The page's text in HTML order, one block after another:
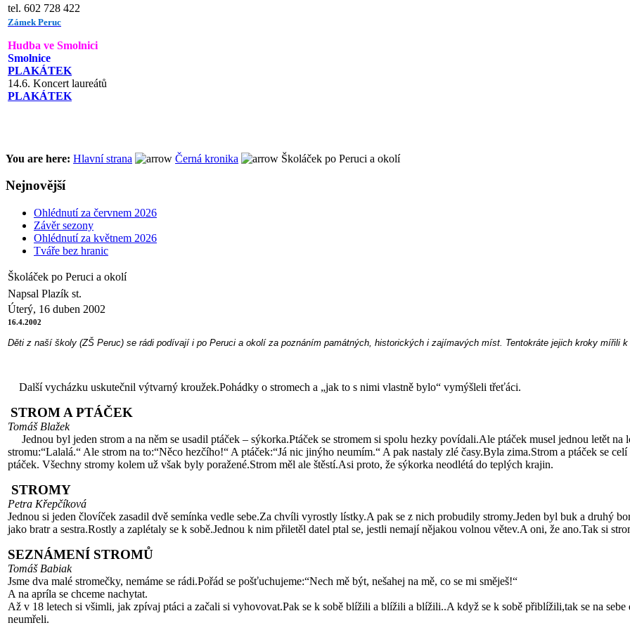
tel. 602 728 422
Zámek Peruc
Hudba ve Smolnici
Smolnice
PLAKÁTEK
14.6. Koncert laureátů
PLAKÁTEK
You are here: Hlavní strana Černá kronika Školáček po Peruci a okolí
Nejnovější
Ohlédnutí za červnem 2026
Závěr sezony
Ohlédnutí za květnem 2026
Tváře bez hranic
Školáček po Peruci a okolí
Napsal Plazík st.
Úterý, 16 duben 2002
16.4.2002
Děti z naší školy (ZŠ Peruc) se rádi podívají i po Peruci a okolí za poznáním památných, historických i zajímavých míst. Tentokráte jejich kroky mířili
Další vycházku uskutečnil výtvarný kroužek.Pohádky o stromech a „jak to s nimi vlastně bylo“ vymýšleli třeťáci.
STROM A PTÁČEK
Tomáš Blažek
Jednou byl jeden strom a na něm se usadil ptáček – sýkorka.Ptáček se stromem si spolu hezky povídali.Ale ptáček musel jednou letět
stromu:“Lalalá.“ Ale strom na to:“Něco hezčího!“ A ptáček:“Já nic jinýho neumím.“ A pak nastaly zlé časy.Byla zima.Strom a ptáček se
ptáček. Všechny stromy kolem už však byly poražené.Strom měl ale štěstí.Asi proto, že sýkorka neodlétá do teplých krajin.
STROMY
Petra Křepčíková
Jednou si jeden človíček zasadil dvě semínka vedle sebe.Za chvíli vyrostly lístky.A pak se z nich probudily stromy.Jeden byl buk a druhý
jako bratr a sestra.Rostly a zaplétaly se k sobě.Jednou k nim přiletěl datel ptal se, jestli nemají nějakou volnou větev.A oni, že ano.Tak si
SEZNÁMENÍ STROMŮ
Tomáš Babiak
Jsme dva malé stromečky, nemáme se rádi.Pořád se pošťuchujeme:“Nech mě být, nešahej na mě, co se mi směješ!“
A na apríla se chceme nachytat.
Až v 18 letech si všimli, jak zpívaj ptáci a začali si vyhovovat.Pak se k sobě blížili a blížili a blížili..A když se k sobě přiblížili,tak se na
neumřeli.